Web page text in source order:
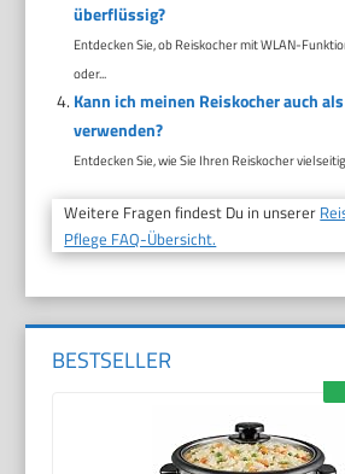
überflüssig?
Entdecken Sie, ob Reiskocher mit WLAN-
oder...
Kann ich meinen Reiskocher auch
verwenden?
Entdecken Sie, wie Sie Ihren Reiskocher
Weitere Fragen findest Du in unserer
Pflege FAQ-Übersicht.
BESTSELLER